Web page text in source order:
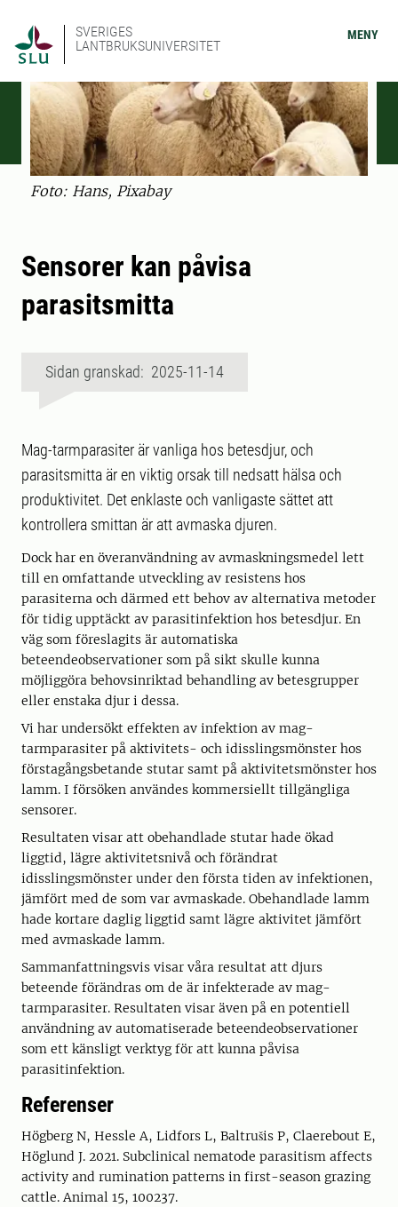
SVERIGES
LANTBRUKSUNIVERSITET
MENY
Foto: Hans, Pixabay
Sensorer kan påvisa
parasitsmitta
Sidan granskad: 2025-11-14
Mag-tarmparasiter är vanliga hos betesdjur, och
parasitsmitta är en viktig orsak till nedsatt hälsa och
produktivitet. Det enklaste och vanligaste sättet att
kontrollera smittan är att avmaska djuren.
Dock har en överanvändning av avmaskningsmedel lett
till en omfattande utveckling av resistens hos
parasiterna och därmed ett behov av alternativa metoder
för tidig upptäckt av parasitinfektion hos betesdjur. En
väg som föreslagits är automatiska
beteendeobservationer som på sikt skulle kunna
möjliggöra behovsinriktad behandling av betesgrupper
eller enstaka djur i dessa.
Vi har undersökt effekten av infektion av mag-
tarmparasiter på aktivitets- och idisslingsmönster hos
förstagångsbetande stutar samt på aktivitetsmönster hos
lamm. I försöken användes kommersiellt tillgängliga
sensorer.
Resultaten visar att obehandlade stutar hade ökad
liggtid, lägre aktivitetsnivå och förändrat
idisslingsmönster under den första tiden av infektionen,
jämfört med de som var avmaskade. Obehandlade lamm
hade kortare daglig liggtid samt lägre aktivitet jämfört
med avmaskade lamm.
Sammanfattningsvis visar våra resultat att djurs
beteende förändras om de är infekterade av mag-
tarmparasiter. Resultaten visar även på en potentiell
användning av automatiserade beteendeobservationer
som ett känsligt verktyg för att kunna påvisa
parasitinfektion.
Referenser
Högberg N, Hessle A, Lidfors L, Baltrušis P, Claerebout E,
Höglund J. 2021. Subclinical nematode parasitism affects
activity and rumination patterns in first-season grazing
cattle. Animal 15, 100237.